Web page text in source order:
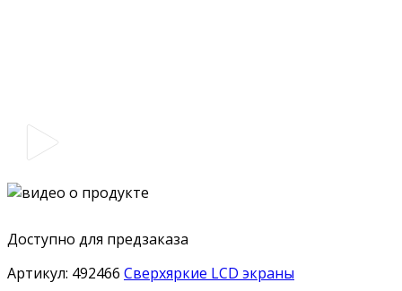
Доступно для предзаказа
Артикул: 492466 Сверхяркие LCD экраны